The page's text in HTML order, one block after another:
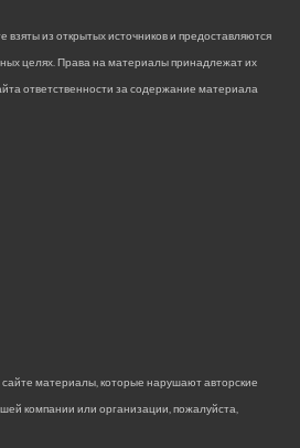
из открытых источников и предоставляются
целях. Права на материалы принадлежат их
ответственности за содержание материала
материалы, которые нарушают авторские
компании или организации, пожалуйста,